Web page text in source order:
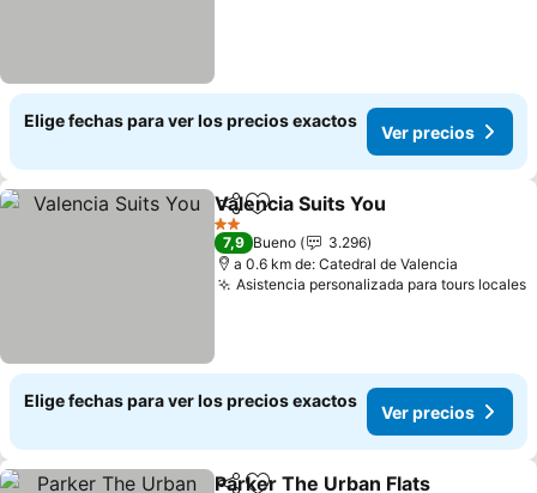
Elige fechas para ver los precios exactos
Ver precios
CompartirAgregar a favoritos
Valencia Suits You
2 Estrellas
7,9 Bueno
3.296
a 0.6 km de: Catedral de Valencia
Asistencia personalizada para tours locales
Elige fechas para ver los precios exactos
Ver precios
Parker The Urban Flats